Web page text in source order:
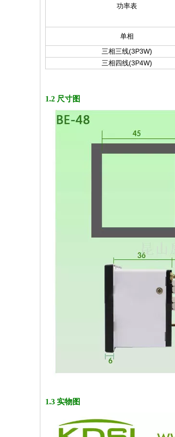
功率表
单相
三相三线(3P3W)
三相四线(3P4W)
1.2 尺寸图
1.3 实物图